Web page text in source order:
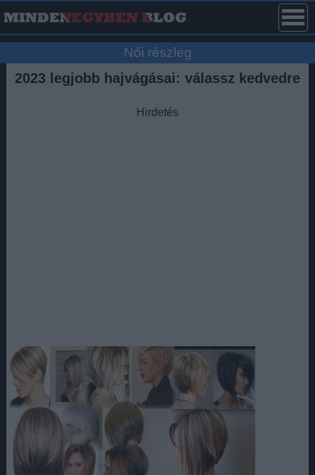
Női részleg
2023 legjobb hajvágásai: válassz kedvedre
Hirdetés